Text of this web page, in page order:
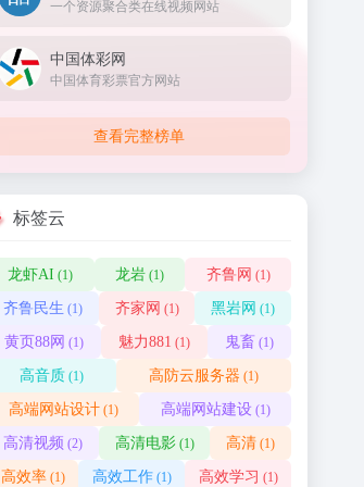
一个资源聚合类在线视频网站
中国体彩网
中国体育彩票官方网站
查看完整榜单
标签云
龙虾AI (1) 龙岩 (1) 齐鲁网 (1)
齐鲁民生 (1) 齐家网 (1) 黑岩网 (1)
黄页88网 (1) 魅力881 (1) 鬼畜 (1)
高音质 (1) 高防云服务器 (1)
高端网站设计(1) 高端网站建设(1)
高清视频 (2) 高清电影(1) 高清 (1)
高效率(1) 高效工作(1) 高效学习 (1)